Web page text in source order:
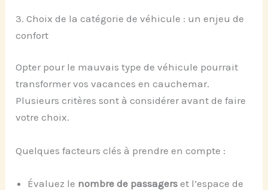
3. Choix de la catégorie de véhicule : un enjeu de
confort
Opter pour le mauvais type de véhicule pourrait
transformer vos vacances en cauchemar.
Plusieurs critères sont à considérer avant de faire
votre choix.
Quelques facteurs clés à prendre en compte :
Évaluez le nombre de passagers et l’espace de